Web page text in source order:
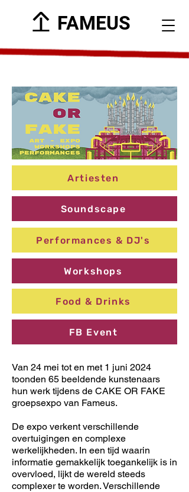
FAMEUS
Artiesten
Soundscape
Performances & DJ's
Workshops
Food & Drinks
FB Event
Van 24 mei tot en met 1 juni 2024
toonden 65 beeldende kunstenaars
hun werk tijdens de CAKE OR FAKE
groepsexpo van Fameus.
De expo verkent verschillende
overtuigingen en complexe
werkelijkheden. In een tijd waarin
informatie gemakkelijk toegankelijk is in
overvloed, lijkt de wereld steeds
complexer te worden. Verschillende